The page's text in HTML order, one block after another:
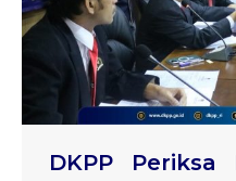
DKPP Periksa